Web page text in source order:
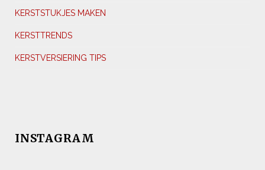
KERSTSTUKJES MAKEN
KERSTTRENDS
KERSTVERSIERING TIPS
INSTAGRAM